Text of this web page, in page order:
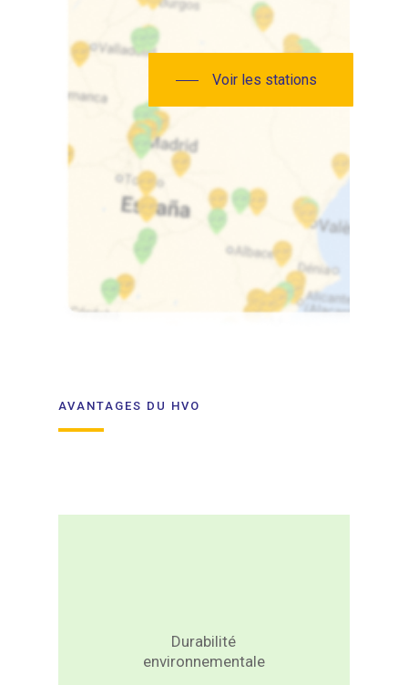
Voir les stations
AVANTAGES DU HVO
Durabilité
environnementale
diesels classiques. Son
processus de production
et de combustion offre